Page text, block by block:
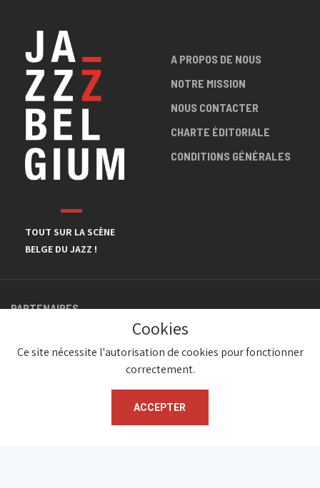
TOUT SUR LA SCÈNE
BELGE DU JAZZ !
A PROPOS DE NOUS
NOTRE MISSION
NOUS CONTACTER
CHARTE ÉDITORIALE
CONDITIONS GÉNÉRALES
PARTENAIRES
© JazzInBelgium 2026 ( Version 1.1.2)
Cookies
Ce site nécessite l'autorisation de cookies pour fonctionner
correctement.
ACCEPTER